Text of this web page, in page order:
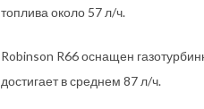
топлива около 57 л/ч.
Robinson R66 оснащен
достигает в среднем 87 л/ч.